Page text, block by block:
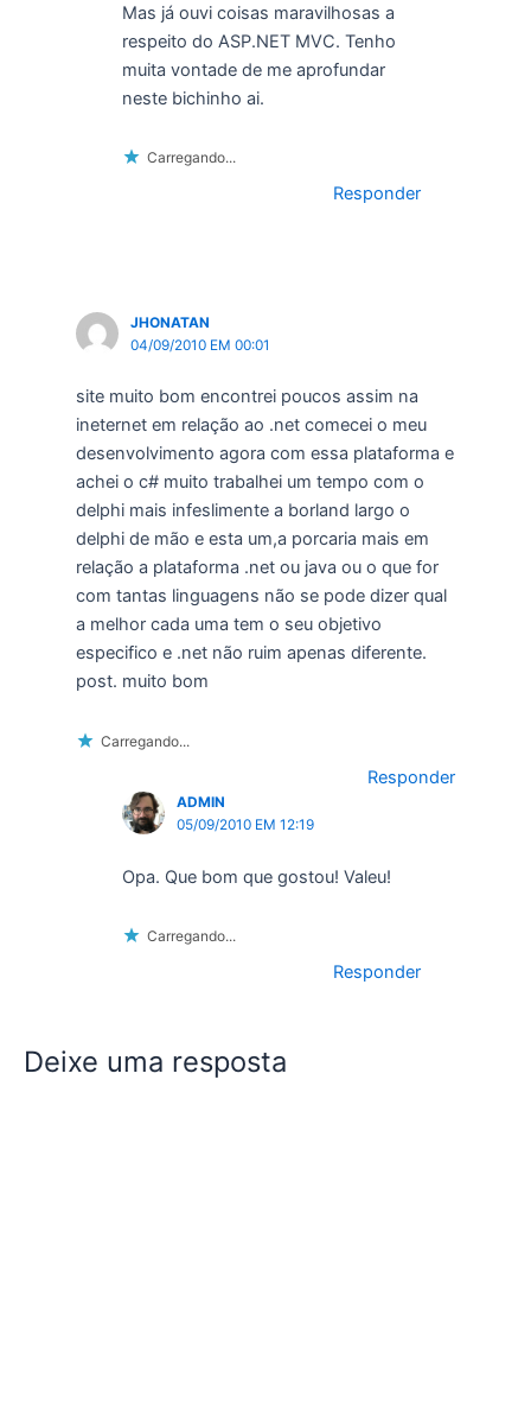
Mas já ouvi coisas maravilhosas a
respeito do ASP.NET MVC. Tenho
muita vontade de me aprofundar
neste bichinho ai.
Carregando...
Responder
JHONATAN
04/09/2010 EM 00:01
site muito bom encontrei poucos assim na
ineternet em relação ao .net comecei o meu
desenvolvimento agora com essa plataforma e
achei o c# muito trabalhei um tempo com o
delphi mais infeslimente a borland largo o
delphi de mão e esta um,a porcaria mais em
relação a plataforma .net ou java ou o que for
com tantas linguagens não se pode dizer qual
a melhor cada uma tem o seu objetivo
especifico e .net não ruim apenas diferente.
post. muito bom
Carregando...
Responder
ADMIN
05/09/2010 EM 12:19
Opa. Que bom que gostou! Valeu!
Carregando...
Responder
Deixe uma resposta